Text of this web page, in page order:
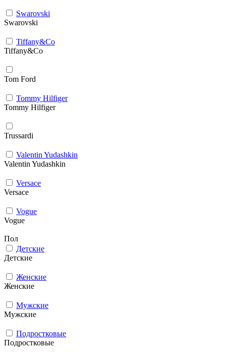
Swarovski
Swarovski
Tiffany&Co
Tiffany&Co
Tom Ford
Tommy Hilfiger
Tommy Hilfiger
Trussardi
Valentin Yudashkin
Valentin Yudashkin
Versace
Versace
Vogue
Vogue
Пол
Детские
Детские
Женские
Женские
Мужcкие
Мужcкие
Подростковые
Подростковые